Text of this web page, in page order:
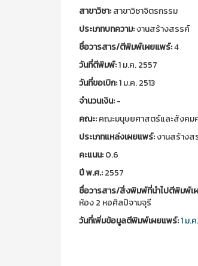
สาขาวิชา:สาขาวิชาจิตรกรรม
ประเภทบทความ:งานสร้างสรรค์
ชื่อวารสาร/ตีพิมพ์เผยแพร์:4
วันที่ตีพิมพ์:1 ม.ค. 2557
วันที่ขอเบิก:1 ม.ค. 2513
จำนวนเงิน:-
คณะ:คณะมนุษยศาสตร์และสังคม
ประเภทแหล่งเผยแพร์:งานสร้างส
คะแนน:0.6
ปี พ.ศ.:2557
ชื่อวารสาร/สิ่งพิมพ์ที่นำไปตีพิมพ์เ
ห้อง 2 หอศิลป์จามจุรี
วันที่เพิ่มข้อมูลตีพิมพ์เผยแพร์:1 ม.